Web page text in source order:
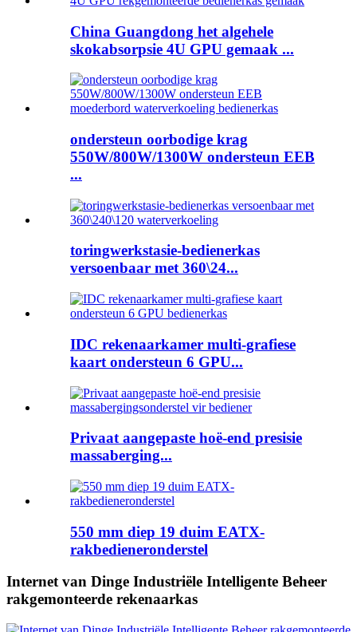
China Guangdong het algehele
skokabsorpsie 4U GPU gemaak ...
ondersteun oorbodige krag
550W/800W/1300W ondersteun EEB
...
toringwerkstasie-bedienerkas
versoenbaar met 360\24...
IDC rekenaarkamer multi-grafiese
kaart ondersteun 6 GPU...
Privaat aangepaste hoë-end presisie
massaberging...
550 mm diep 19 duim EATX-
rakbedieneronderstel
Internet van Dinge Industriële Intelligente Beheer
rakgemonteerde rekenaarkas